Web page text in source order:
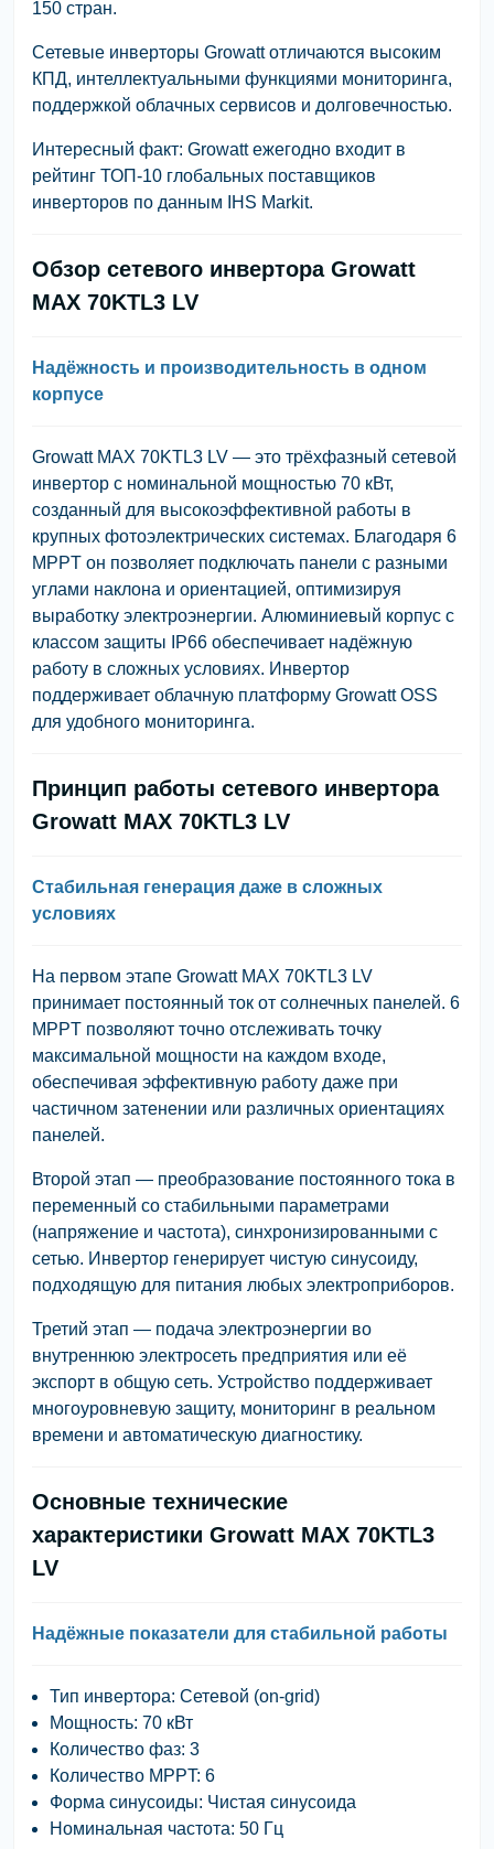
150 стран.
Сетевые инверторы Growatt отличаются высоким
КПД, интеллектуальными функциями мониторинга,
поддержкой облачных сервисов и долговечностью.
Интересный факт: Growatt ежегодно входит в
рейтинг ТОП-10 глобальных поставщиков
инверторов по данным IHS Markit.
Обзор сетевого инвертора Growatt
MAX 70KTL3 LV
Надёжность и производительность в одном
корпусе
Growatt MAX 70KTL3 LV — это трёхфазный сетевой
инвертор с номинальной мощностью 70 кВт,
созданный для высокоэффективной работы в
крупных фотоэлектрических системах. Благодаря 6
MPPT он позволяет подключать панели с разными
углами наклона и ориентацией, оптимизируя
выработку электроэнергии. Алюминиевый корпус с
классом защиты IP66 обеспечивает надёжную
работу в сложных условиях. Инвертор
поддерживает облачную платформу Growatt OSS
для удобного мониторинга.
Принцип работы сетевого инвертора
Growatt MAX 70KTL3 LV
Стабильная генерация даже в сложных
условиях
На первом этапе Growatt MAX 70KTL3 LV
принимает постоянный ток от солнечных панелей. 6
MPPT позволяют точно отслеживать точку
максимальной мощности на каждом входе,
обеспечивая эффективную работу даже при
частичном затенении или различных ориентациях
панелей.
Второй этап — преобразование постоянного тока в
переменный со стабильными параметрами
(напряжение и частота), синхронизированными с
сетью. Инвертор генерирует чистую синусоиду,
подходящую для питания любых электроприборов.
Третий этап — подача электроэнергии во
внутреннюю электросеть предприятия или её
экспорт в общую сеть. Устройство поддерживает
многоуровневую защиту, мониторинг в реальном
времени и автоматическую диагностику.
Основные технические
характеристики Growatt MAX 70KTL3
LV
Надёжные показатели для стабильной работы
Тип инвертора: Сетевой (on-grid)
Мощность: 70 кВт
Количество фаз: 3
Количество MPPT: 6
Форма синусоиды: Чистая синусоида
Номинальная частота: 50 Гц